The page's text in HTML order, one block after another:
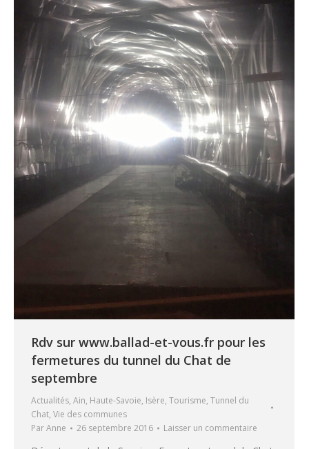
Rdv sur www.ballad-et-vous.fr pour les
fermetures du tunnel du Chat de
septembre
Actualités, Ain, Haute-Savoie, Isère, Tourisme, Tunnel du
Chat, Vie des communes
ParAnne 26 septembre 2016 Laisser un commentaire